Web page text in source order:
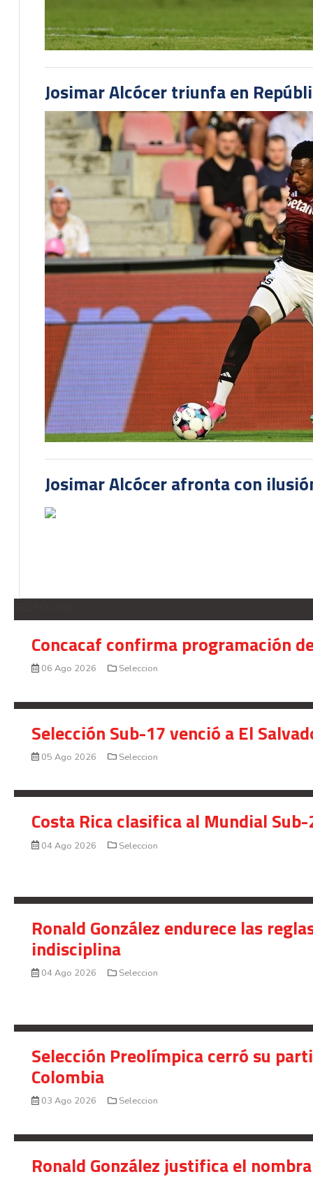
Josimar Alcócer triunfa en
Josimar Alcócer afronta con
Concacaf confirma programación
06 Ago 2026 Seleccion
Selección Sub-17 venció a El
05 Ago 2026 Seleccion
Costa Rica clasifica al Mundial
04 Ago 2026 Seleccion
Ronald González endurece las
indisciplina
04 Ago 2026 Seleccion
Selección Preolímpica cerró su
Colombia
03 Ago 2026 Seleccion
Ronald González justifica el